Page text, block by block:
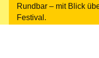
Rundbar – mit Blick
Festival.